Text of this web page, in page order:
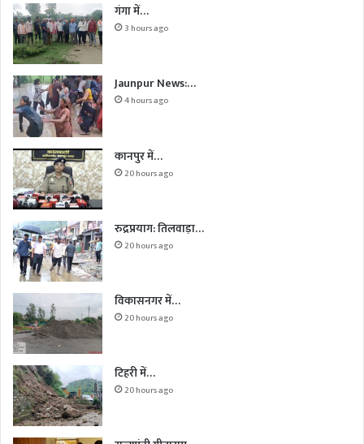
गंगा में…
3 hours ago
Jaunpur News:…
4 hours ago
कानपुर में…
20 hours ago
रुद्रप्रयाग: तिलवाड़ा…
20 hours ago
विकासनगर में…
20 hours ago
टिहरी में…
20 hours ago